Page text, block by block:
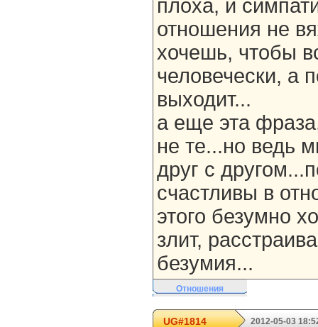
плоха, и
отношения не
хочешь, чтобы
человечески, а
выходит...
а еще эта
не те...но ведь
друг с
счастливы в
этого безумно
злит,
безумия...
Отношения
UG#1814 2012-05-03